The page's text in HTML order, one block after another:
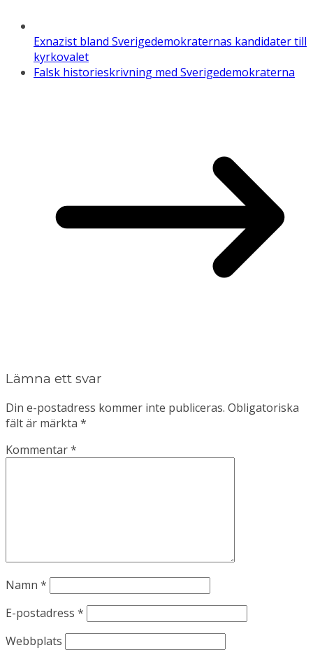
Exnazist bland Sverigedemokraternas kandidater till
kyrkovalet
Falsk historieskrivning med Sverigedemokraterna
Lämna ett svar
Din e-postadress kommer inte publiceras. Obligatoriska
fält är märkta *
Kommentar*
Namn *
E-postadress *
Webbplats